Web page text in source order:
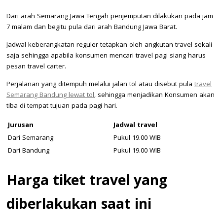
Dari arah Semarang Jawa Tengah penjemputan dilakukan pada jam
7 malam dan begitu pula dari arah Bandung Jawa Barat.
Jadwal keberangkatan reguler tetapkan oleh angkutan travel sekali
saja sehingga apabila konsumen mencari travel pagi siang harus
pesan travel carter.
Perjalanan yang ditempuh melalui jalan tol atau disebut pula travel
Semarang Bandung lewat tol, sehingga menjadikan Konsumen akan
tiba di tempat tujuan pada pagi hari.
Jurusan
Jadwal travel
Dari Semarang
Pukul 19.00 WIB
Dari Bandung
Pukul 19.00 WIB
Harga tiket travel yang
diberlakukan saat ini